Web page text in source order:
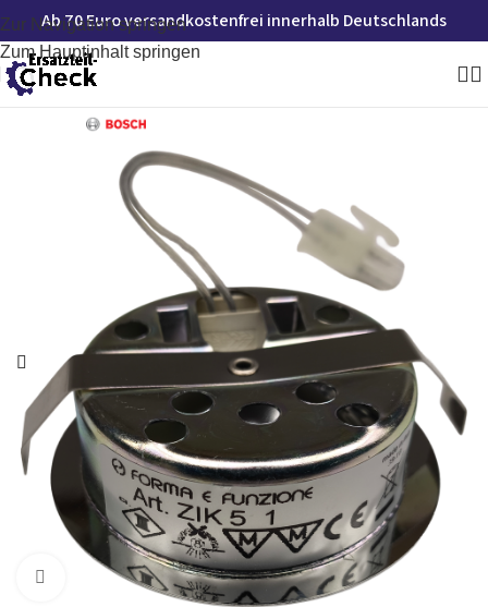
Zur Navigation springen
Zum Hauptinhalt springen
Ab 70 Euro versandkostenfrei innerhalb Deutschlands
Zum Vergrößern klicken